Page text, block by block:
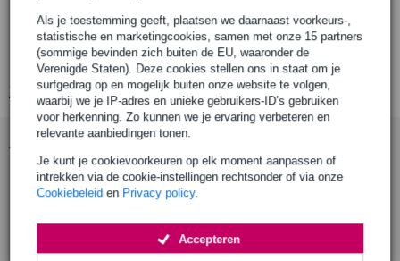
Als je toestemming geeft, plaatsen we daarnaast voorkeurs-,
statistische en marketingcookies, samen met onze 15 partners
(sommige bevinden zich buiten de EU, waaronder de
Verenigde Staten). Deze cookies stellen ons in staat om je
surfgedrag op en mogelijk buiten onze website te volgen,
waarbij we je IP-adres en unieke gebruikers-ID’s gebruiken
voor herkenning. Zo kunnen we je ervaring verbeteren en
relevante aanbiedingen tonen.
Je kunt je cookievoorkeuren op elk moment aanpassen of
intrekken via de cookie-instellingen rechtsonder of via onze
Cookiebeleid en Privacy policy.
Accepteren
Doughty T84121
studio rail ceiling bracket
draagvermogen: TUV-gekeurd tot 100 kg
Bekijk alle productspecificaties
Accessoires (1)